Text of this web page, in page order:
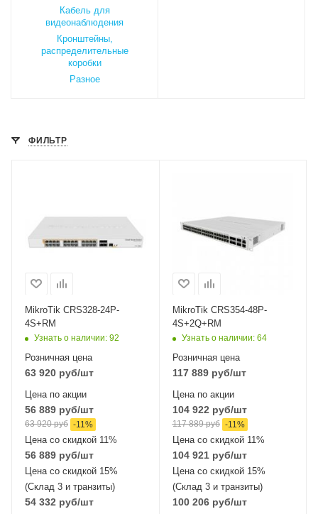
Кабель для
видеонаблюдения
Кронштейны,
распределительные
коробки
Разное
ФИЛЬТР
24xGigabitPoEOut,
4xSFP+
MikroTik CRS328-24P-
4S+RM
Узнать о наличии: 92
Розничная цена
63 920 руб/шт
Цена по акции
56 889 руб/шт
63 920руб -11 %
Цена со скидкой 11%
56 889 руб/шт
Цена со скидкой 15%
(Склад 3 и транзиты)
54 332 руб/шт
48xGigabitPoEOut,
4xSFP+, 2QSFP+
MikroTik CRS354-48P-
4S+2Q+RM
Узнать о наличии: 64
Розничная цена
117 889руб/шт
Цена по акции
104 922 руб/шт
117 889руб -11 %
Цена со скидкой 11%
104 921руб/шт
Цена со скидкой 15%
(Склад 3 и транзиты)
100 206руб/шт